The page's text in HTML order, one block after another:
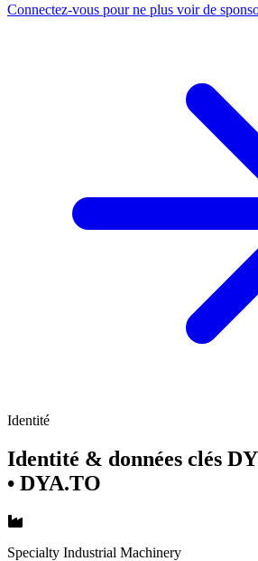
Connectez-vous pour ne plus voir de
Identité
Identité & données clés
• DYA.TO
Specialty Industrial Machinery